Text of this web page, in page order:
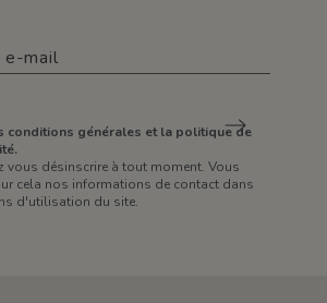
conditions générales et la politique de
vous désinscrire à tout moment. Vous
cela nos informations de contact dans
d'utilisation du site.